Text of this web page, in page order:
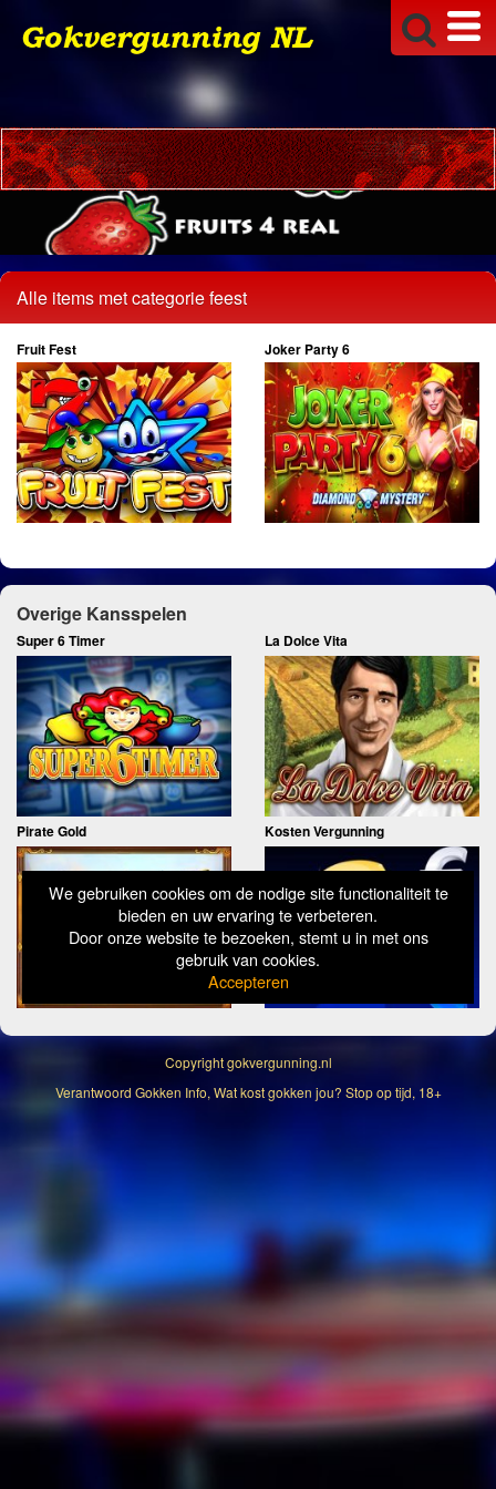
We gebruiken cookies om de nodige site functionaliteit te
bieden en uw ervaring te verbeteren.
Door onze website te bezoeken, stemt u in met ons
gebruik van cookies.
Accepteren
Alle items met categorie feest
Fruit Fest Joker Party 6
Overige Kansspelen
Super 6 Timer La Dolce Vita
Pirate Gold Kosten Vergunning
Copyrightgokvergunning.nl
Verantwoord Gokken Info, Wat kost gokken jou? Stop op tijd, 18+